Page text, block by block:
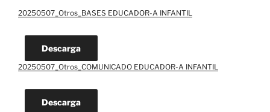
20250507_Otros_BASES EDUCADOR-A INFANTIL
Descarga
20250507_Otros_COMUNICADO EDUCADOR-A INFANTIL
Descarga